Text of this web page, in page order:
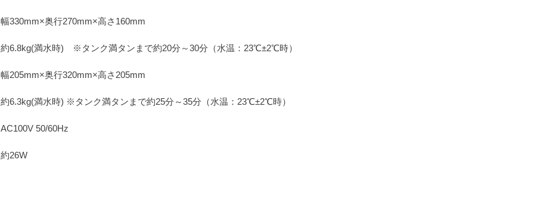
幅330mm×奥行270mm×高さ160mm
約6.8kg(満水時) ※タンク満タンまで約20分～30分（水温：23℃±2℃時）
幅205mm×奥行320mm×高さ205mm
約6.3kg(満水時) ※タンク満タンまで約25分～35分（水温：23℃±2℃時）
AC100V 50/60Hz
約26W